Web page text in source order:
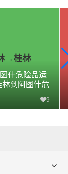
→桂林
什危险品运
林到阿图什危
专线
9